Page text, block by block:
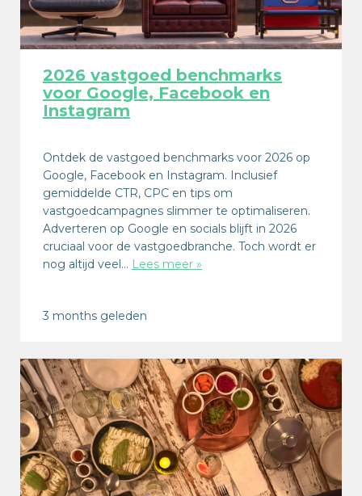
2026 vastgoed benchmarks
voor Google, Facebook en
Instagram
Ontdek de vastgoed benchmarks voor 2026 op
Google, Facebook en Instagram. Inclusief
gemiddelde CTR, CPC en tips om
vastgoedcampagnes slimmer te optimaliseren.
Adverteren op Google en socials blijft in 2026
cruciaal voor de vastgoedbranche. Toch wordt er
nog altijd veel… Lees meer »
3 months geleden